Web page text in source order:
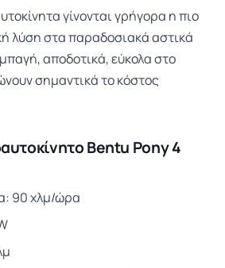
γίνονται γρήγορα η πιο
λύση στα παραδοσιακά αστικά
αποδοτικά, εύκολα στο
σημαντικά το κόστος
Bentu Pony 4
90 χλμ/ώρα